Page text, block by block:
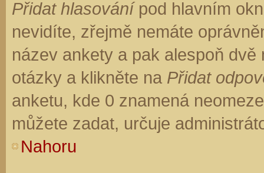
Přidat hlasovánípod hlavním
nevidíte, zřejmě nemáte
název ankety a pak alespoň
otázky a klikněte na Přidat
anketu, kde 0 znamená
můžete zadat, určuje
Nahoru